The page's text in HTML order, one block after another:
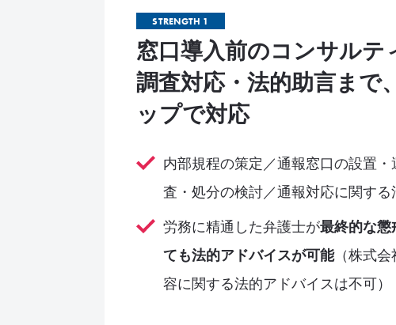
STRENGTH 1
窓口導入前のコンサルテ
調査対応・法的助言まで
ップで対応
内部規程の策定／通報窓口の設置
査・処分の検討／通報対応に関する
労務に精通した弁護士が最終的な懲
ても法的アドバイスが可能（株式会
容に関する法的アドバイスは不可）